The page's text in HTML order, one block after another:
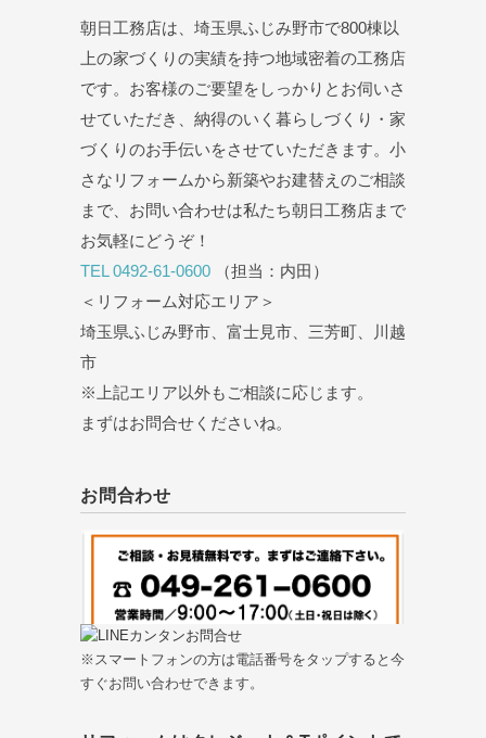
朝日工務店は、埼玉県ふじみ野市で800棟以
上の家づくりの実績を持つ地域密着の工務店
です。お客様のご要望をしっかりとお伺いさ
せていただき、納得のいく暮らしづくり・家
づくりのお手伝いをさせていただきます。小
さなリフォームから新築やお建替えのご相談
まで、お問い合わせは私たち朝日工務店まで
お気軽にどうぞ！
TEL 0492-61-0600 （担当：内田）
＜リフォーム対応エリア＞
埼玉県ふじみ野市、富士見市、三芳町、川越
市
※上記エリア以外もご相談に応じます。
まずはお問合せくださいね。
お問合わせ
※スマートフォンの方は電話番号をタップすると今
すぐお問い合わせできます。